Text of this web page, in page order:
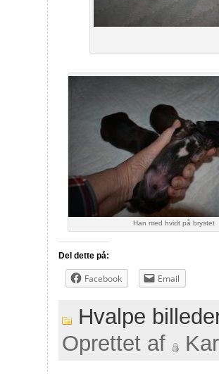
Han med hvidt på brystet
Del dette på:
Facebook Email
Hvalpe
Oprettet af